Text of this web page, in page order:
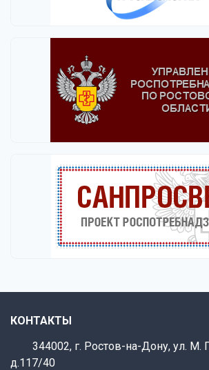
КОНТАКТЫ
344002, г. Ростов-на-Дону, ул. М.
д.117/40